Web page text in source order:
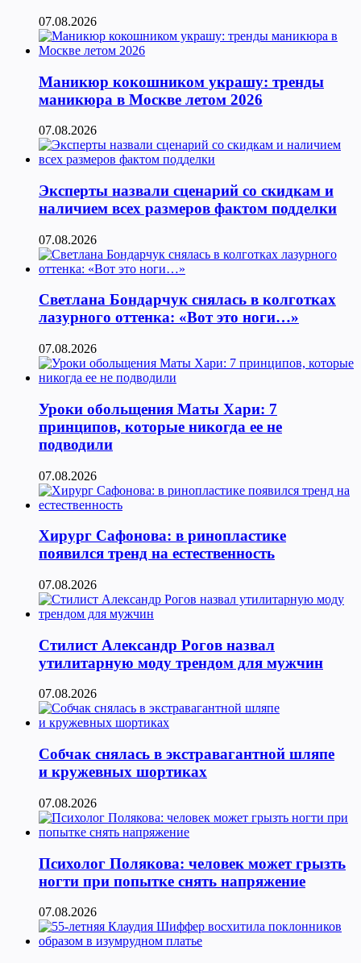
07.08.2026
Маникюр кокошником украшу: тренды
маникюра в Москве летом 2026
07.08.2026
Эксперты назвали сценарий со скидкам и
наличием всех размеров фактом подделки
07.08.2026
Светлана Бондарчук снялась в колготках
лазурного оттенка: «Вот это ноги…»
07.08.2026
Уроки обольщения Маты Хари: 7
принципов, которые никогда ее не
подводили
07.08.2026
Хирург Сафонова: в ринопластике
появился тренд на естественность
07.08.2026
Стилист Александр Рогов назвал
утилитарную моду трендом для мужчин
07.08.2026
Собчак снялась в экстравагантной шляпе
и кружевных шортиках
07.08.2026
Психолог Полякова: человек может грызть
ногти при попытке снять напряжение
07.08.2026